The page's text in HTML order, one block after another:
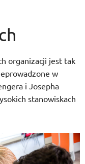
organizacji jest tak
w
i Josepha
stanowiskach